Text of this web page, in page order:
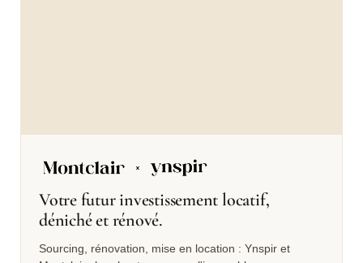
Votre futur investissement locatif,
déniché et rénové.
Sourcing, rénovation, mise en location : Ynspir et